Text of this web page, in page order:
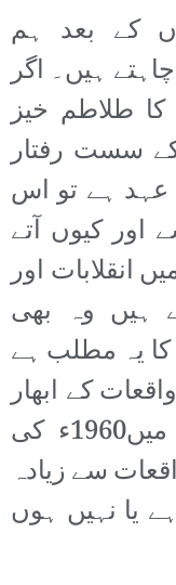
کے بعد ہم
ہیں۔ اگر
کا طلاطم خیز
سست رفتار
عہد ہے تو اس
اور کیوں آتے
انقلابات اور
ہیں وہ بھی
یہ مطلب ہے
کے ابھار
کا عہد نہیں ہے؟ کیا اس میں1960ء کی
سے زیادہ
یا نہیں ہوں